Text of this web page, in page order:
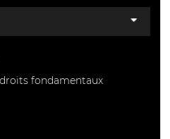
fondamentaux